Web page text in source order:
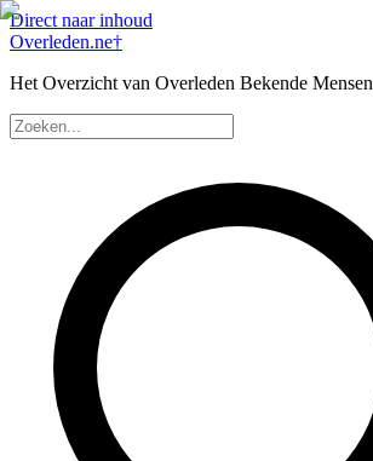
Direct naar inhoud
Overleden.ne†
Het Overzicht van Overleden Bekende Mensen